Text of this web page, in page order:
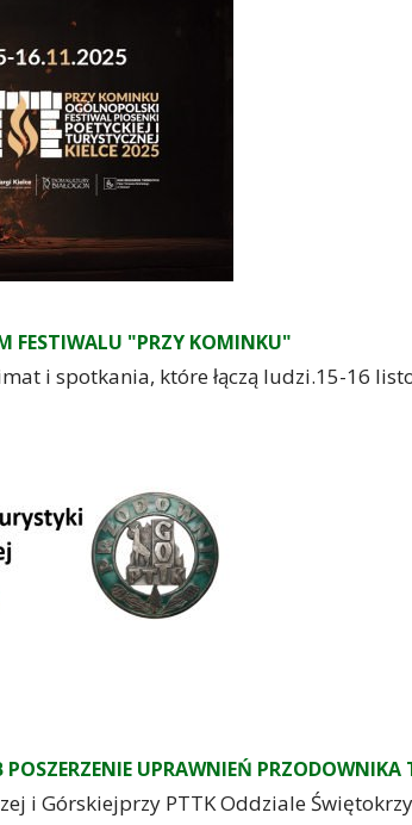
FESTIWALU "PRZY KOMINKU"
UPRAWNIEŃ PRZODOWNIKA